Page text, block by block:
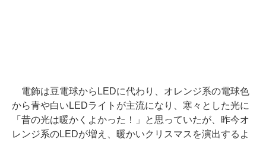
電飾は豆電球からLEDに代わり、オレンジ系の電球色
から青や白いLEDライトが主流になり、寒々とした光に
「昔の光は暖かくよかった！」と思っていたが、昨今オ
レンジ系のLEDが増え、暖かいクリスマスを演出するよ